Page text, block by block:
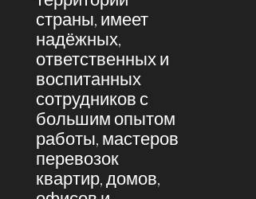
страны, имеет
надёжных,
ответственных и
воспитанных
сотрудников с
большим опытом
работы, мастеров
перевозок
квартир, домов,